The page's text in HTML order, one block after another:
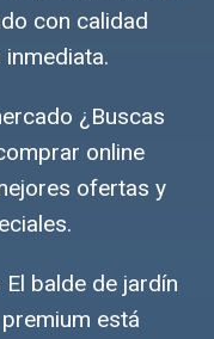
con calidad
¿Buscas
online
ofertas y
balde de jardín
está